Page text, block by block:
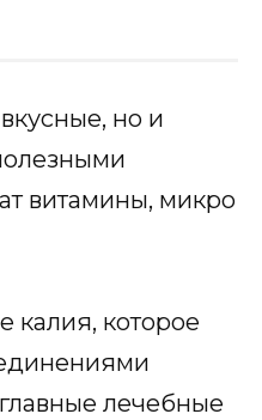
но и
витамины, микро
калия, которое
лечебные